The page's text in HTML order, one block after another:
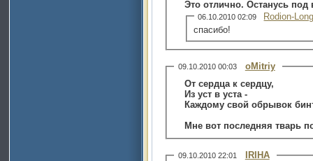
Это отлично. Останусь под
06.10.2010 02:09
Rodion-
спасибо!
09.10.2010 00:03
oMitriy
От сердца к сердцу,
Из уст в уста -
Каждому свой обрывок
Мне вот последняя тварь
09.10.2010 22:01
IRIHA